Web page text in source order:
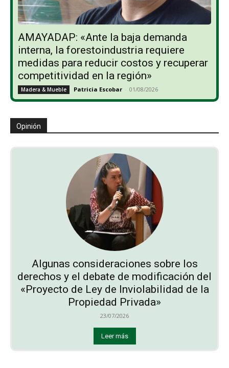
AMAYADAP: «Ante la baja demanda
interna, la forestoindustria requiere
medidas para reducir costos y recuperar
competitividad en la región»
Madera & Mueble Patricia Escobar - 01/08/2026
Opinión
Algunas consideraciones sobre los
derechos y el debate de modificación del
«Proyecto de Ley de Inviolabilidad de la
Propiedad Privada»
23/07/2026
Leer más